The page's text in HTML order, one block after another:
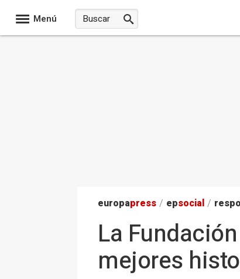
Menú
europapress / epsocial /
La
mejores